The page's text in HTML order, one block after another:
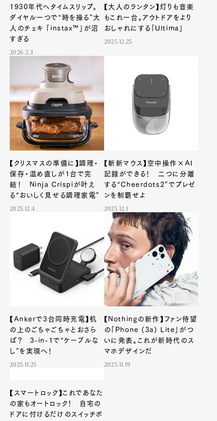
1930年代へタイムスリップ。
ダイヤル一つで“時を操る”大
人のチェキ 「instax™」が沼
すぎる
2026.2.3
【大人のランタン】灯りも音楽
もこれ一台。アウトドアをより
おしゃれにする「Ultima」
2025.12.25
【クリスマスの準備に】調理・
保存・温め直しが1台で完
結！ Ninja Crispiが叶え
る“おいしく見せる調理家電”
2025.12.4
【斬新マウス】空中操作×AI
記録ができる！ 二つに分離
する“Cheerdots2”でプレゼ
ンを制覇せよ
2025.12.1
【Ankerで3台同時充電】机
の上のごちゃごちゃとおさら
ば？ 3-in-1で“ケーブルな
し”を実現へ！
2025.11.25
【Nothingの新作】ファン待望
の「Phone (3a) Lite」がつ
いに発表。これが新時代のス
マホデザインだ
2025.11.19
【スマートロック】これであなた
の家もオートロック！ 自宅の
ドアに付けるだけのスイッチボ